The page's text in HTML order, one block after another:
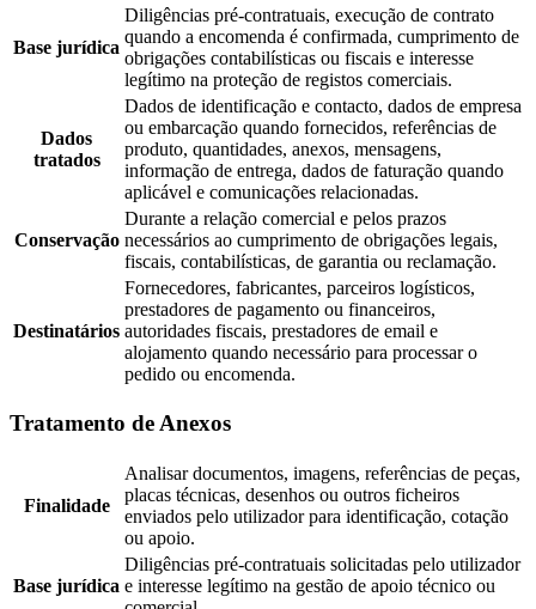
Base jurídica
Diligências pré-contratuais, execução de contrato
quando a encomenda é confirmada, cumprimento de
obrigações contabilísticas ou fiscais e interesse
legítimo na proteção de registos comerciais.
Dados
tratados
Dados de identificação e contacto, dados de empresa
ou embarcação quando fornecidos, referências de
produto, quantidades, anexos, mensagens,
informação de entrega, dados de faturação quando
aplicável e comunicações relacionadas.
Conservação
Durante a relação comercial e pelos prazos
necessários ao cumprimento de obrigações legais,
fiscais, contabilísticas, de garantia ou reclamação.
Destinatários
Fornecedores, fabricantes, parceiros logísticos,
prestadores de pagamento ou financeiros,
autoridades fiscais, prestadores de email e
alojamento quando necessário para processar o
pedido ou encomenda.
Tratamento de Anexos
Finalidade
Analisar documentos, imagens, referências de peças,
placas técnicas, desenhos ou outros ficheiros
enviados pelo utilizador para identificação, cotação
ou apoio.
Base jurídica
Diligências pré-contratuais solicitadas pelo utilizador
e interesse legítimo na gestão de apoio técnico ou